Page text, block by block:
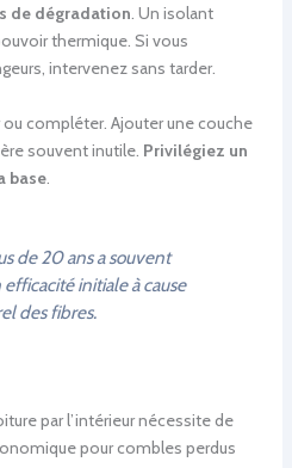
de dégradation. Un isolant
thermique. Si vous
intervenez sans tarder.
compléter. Ajouter une couche
souvent inutile. Privilégiez un
base.
de 20 ans a souvent
initiale à cause
des fibres.
par l’intérieur nécessite de
pour combles perdus